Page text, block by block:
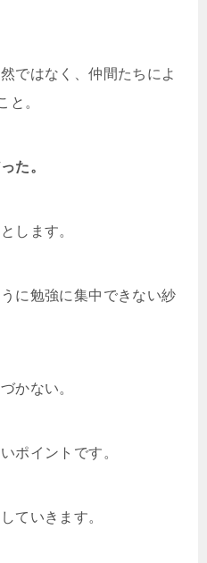
ではなく、仲間たちによ
と。
た。
します。
に勉強に集中できない紗
かない。
ポイントです。
ていきます。